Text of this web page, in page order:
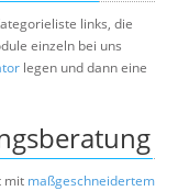
links, die
einzeln bei uns
legen und dann eine
mit maßgeschneidertem